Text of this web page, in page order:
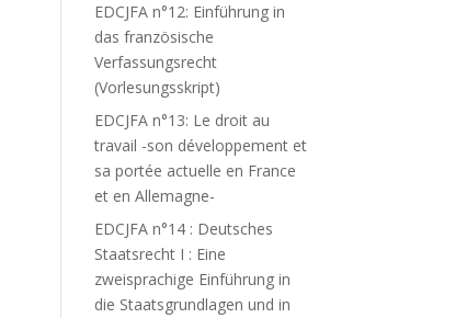
EDCJFA n°12: Einführung in
das französische
Verfassungsrecht
(Vorlesungsskript)
EDCJFA n°13: Le droit au
travail -son développement et
sa portée actuelle en France
et en Allemagne-
EDCJFA n°14 : Deutsches
Staatsrecht I : Eine
zweisprachige Einführung in
die Staatsgrundlagen und in